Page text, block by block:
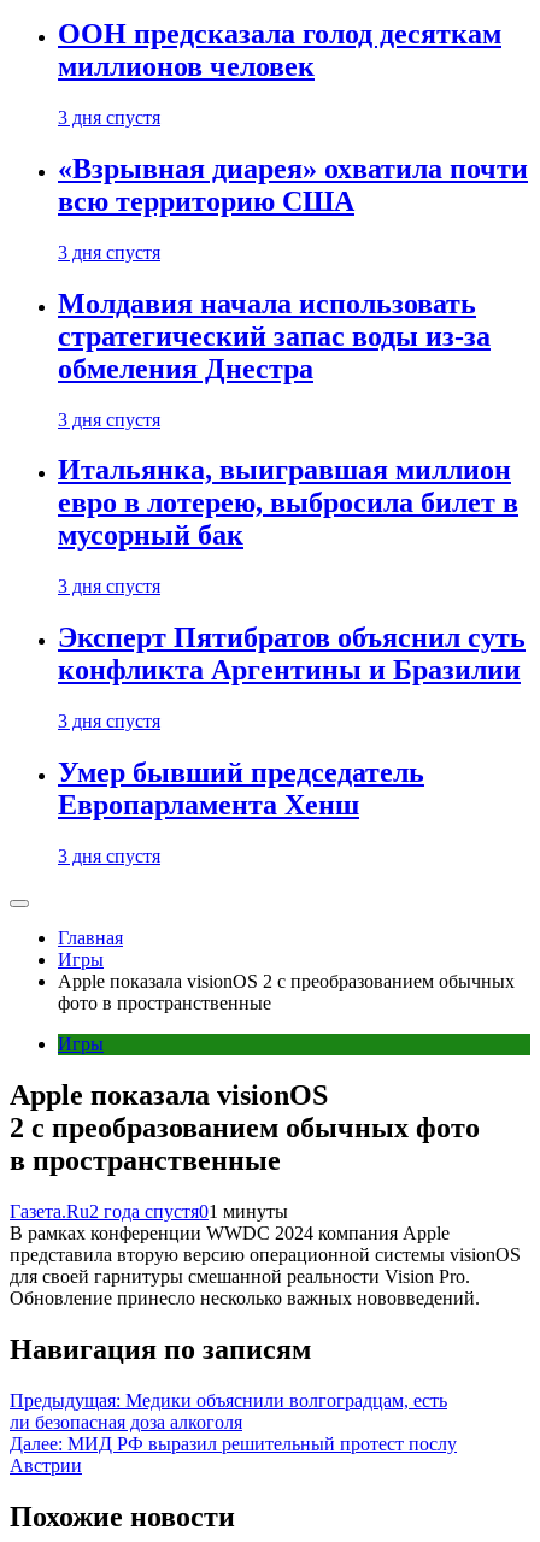
ООН предсказала голод десяткам
миллионов человек
3 дня спустя
«Взрывная диарея» охватила почти
всю территорию США
3 дня спустя
Молдавия начала использовать
стратегический запас воды из-за
обмеления Днестра
3 дня спустя
Итальянка, выигравшая миллион
евро в лотерею, выбросила билет в
мусорный бак
3 дня спустя
Эксперт Пятибратов объяснил суть
конфликта Аргентины и Бразилии
3 дня спустя
Умер бывший председатель
Европарламента Хенш
3 дня спустя
Главная
Игры
Apple показала visionOS 2 с преобразованием обычных
фото в пространственные
Игры
Apple показала visionOS
2 с преобразованием обычных фото
в пространственные
Газета.Ru2 года спустя01 минуты
В рамках конференции WWDC 2024 компания Apple
представила вторую версию операционной системы visionOS
для своей гарнитуры смешанной реальности Vision Pro.
Обновление принесло несколько важных нововведений.
Навигация по записям
Предыдущая: Медики объяснили волгоградцам, есть
ли безопасная доза алкоголя
Далее: МИД РФ выразил решительный протест послу
Австрии
Похожие новости